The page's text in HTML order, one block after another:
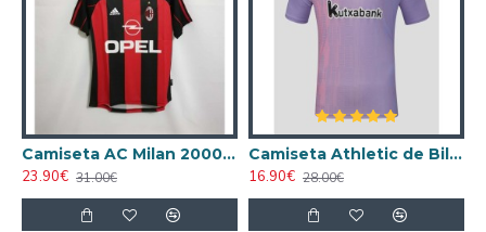
Camiseta AC Milan 2000/2001 Local Retro
23.90€ 31.00€
Camiseta Athletic de Bilbao 2024/2025 Alternativo
16.90€ 28.00€